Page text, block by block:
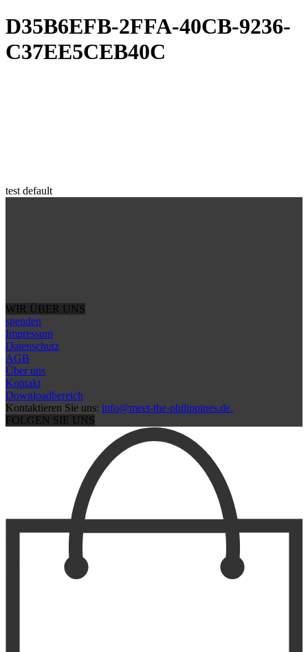
D35B6EFB-2FFA-40CB-9236-
C37EE5CEB40C
test default
WIR ÜBER UNS
spenden
Impressum
Datenschutz
AGB
Über uns
Kontakt
Downloadbereich
Kontaktieren Sie uns: info@meet-the-philippines.de.
FOLGEN SIE UNS